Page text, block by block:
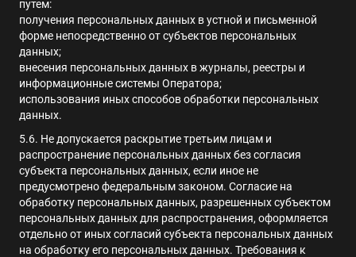
путем:
получения персональных данных в устной и письменной
форме непосредственно от субъектов персональных
данных;
внесения персональных данных в журналы, реестры и
информационные системы Оператора;
использования иных способов обработки персональных
данных.
5.6. Не допускается раскрытие третьим лицам и
распространение персональных данных без согласия
субъекта персональных данных, если иное не
предусмотрено федеральным законом. Согласие на
обработку персональных данных, разрешенных субъектом
персональных данных для распространения, оформляется
отдельно от иных согласий субъекта персональных данных
на обработку его персональных данных. Требования к